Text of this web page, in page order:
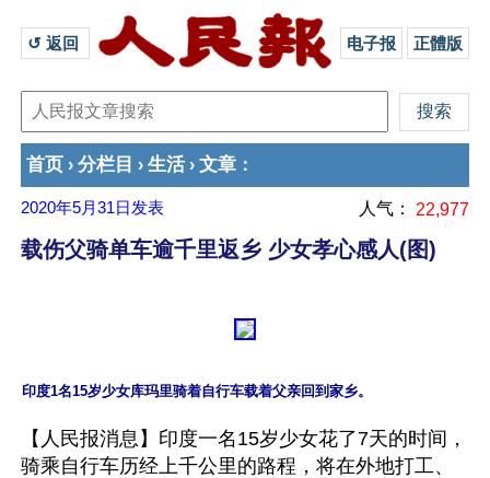
↺ 返回 电子报 正體版
首页 › 分栏目 › 生活 › 文章 ：
2020年5月31日 发表 人气： 22,977
载伤父骑单车逾千里返乡 少女孝心感人(图)
【人民报消息】印度一名15岁少女花了7天的时间，
骑乘自行车历经上千公里的路程，将在外地打工、